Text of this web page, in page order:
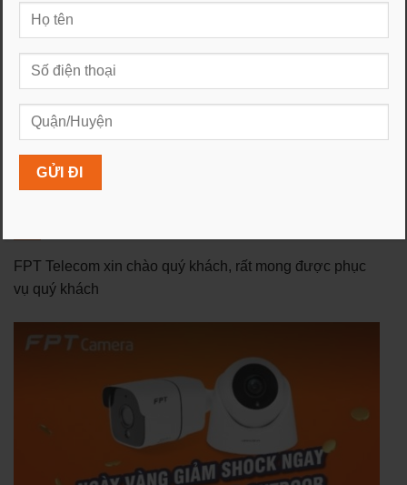
cùng khách hàng đẩy lùi
Corona
Trung tâm giao dịch Fpt
FPT Telecom xin chào quý khách, rất mong được phục
vụ quý khách